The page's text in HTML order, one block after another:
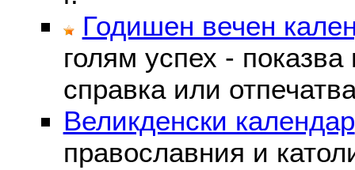
Годишен вечен
голям успех -
справка или
Великденски календар
православния и